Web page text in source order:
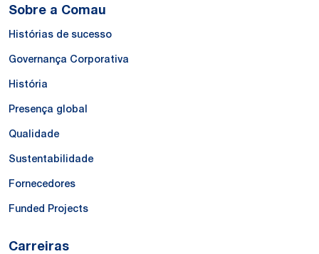
Sobre a Comau
Histórias de sucesso
Governança Corporativa
História
Presença global
Qualidade
Sustentabilidade
Fornecedores
Funded Projects
Carreiras